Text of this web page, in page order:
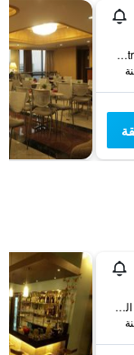
101 Dela Rosa Street, Legaspi Village, مدينة ماكاتى, الفلبين
Guadalupe, مدينة ماكاتى, الفلبين